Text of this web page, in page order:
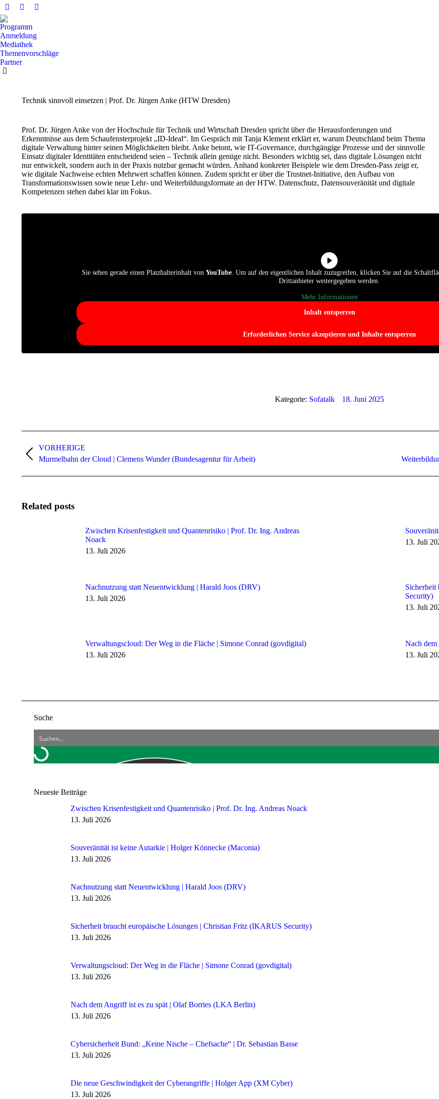
Facebook
Seite
wird
in
einem
neuen
X
wird
in
einem
neuen
YouTube
wird
einem
Programm
Anmeldung
Mediathek
Themenvorschläge
Partner
Technik sinnvoll einsetzen | Prof. Dr. Jürgen Anke (HTW Dresden)
Prof. Dr. Jürgen Anke von der Hochschule für Technik und Wirtschaft Dresden spricht über die Herausforderungen und
Erkenntnisse aus dem Schaufensterprojekt „ID-Ideal“. Im Gespräch mit Tanja Klement erklärt er, warum Deutschland beim Thema
digitale Verwaltung hinter seinen Möglichkeiten bleibt. Anke betont, wie IT-Governance, durchgängige Prozesse und der sinnvolle
Einsatz digitaler Identitäten entscheidend seien – Technik allein genüge nicht. Besonders wichtig sei, dass digitale Lösungen nicht
nur entwickelt, sondern auch in der Praxis nutzbar gemacht würden. Anhand konkreter Beispiele wie dem Dresden-Pass zeigt er,
wie digitale Nachweise echten Mehrwert schaffen können. Zudem spricht er über die Trustnet-Initiative, den Aufbau von
Transformationswissen sowie neue Lehr- und Weiterbildungsformate an der HTW. Datenschutz, Datensouveränität und digitale
Kompetenzen stehen dabei klar im Fokus.
Sie sehen gerade einen Platzhalterinhalt von YouTube. Um auf den eigentlichen Inhalt zuzugreifen, klicken Sie auf die
Drittanbieter weitergegeben werden.
Mehr Informationen
Inhalt entsperren
Erforderlichen Service akzeptieren und Inhalte entsperren
Kategorie: Sofatalk 18. Juni 2025
VORHERIGE
Vorheriger
Murmelbahn der Cloud | Clemens Wunder (Bundesagentur für Arbeit)
Related posts
Zwischen Krisenfestigkeit und Quantenrisiko | Prof. Dr. Ing. Andreas
Noack
13. Juli 2026
13. Juli
Nachnutzung statt Neuentwicklung | Harald Joos (DRV)
13. Juli 2026
Security)
13. Juli
Verwaltungscloud: Der Weg in die Fläche | Simone Conrad (govdigital)
13. Juli 2026
Nach
13. Juli
Suche
Neueste Beiträge
Zwischen Krisenfestigkeit und Quantenrisiko | Prof. Dr. Ing. Andreas Noack
13. Juli 2026
Souveränität ist keine Autarkie | Holger Könnecke (Maconia)
13. Juli 2026
Nachnutzung statt Neuentwicklung | Harald Joos (DRV)
13. Juli 2026
Sicherheit braucht europäische Lösungen | Christian Fritz (IKARUS Security)
13. Juli 2026
Verwaltungscloud: Der Weg in die Fläche | Simone Conrad (govdigital)
13. Juli 2026
Nach dem Angriff ist es zu spät | Olaf Borries (LKA Berlin)
13. Juli 2026
Cybersicherheit Bund: „Keine Nische – Chefsache“ | Dr. Sebastian Basse
13. Juli 2026
Die neue Geschwindigkeit der Cyberangriffe | Holger App (XM Cyber)
13. Juli 2026